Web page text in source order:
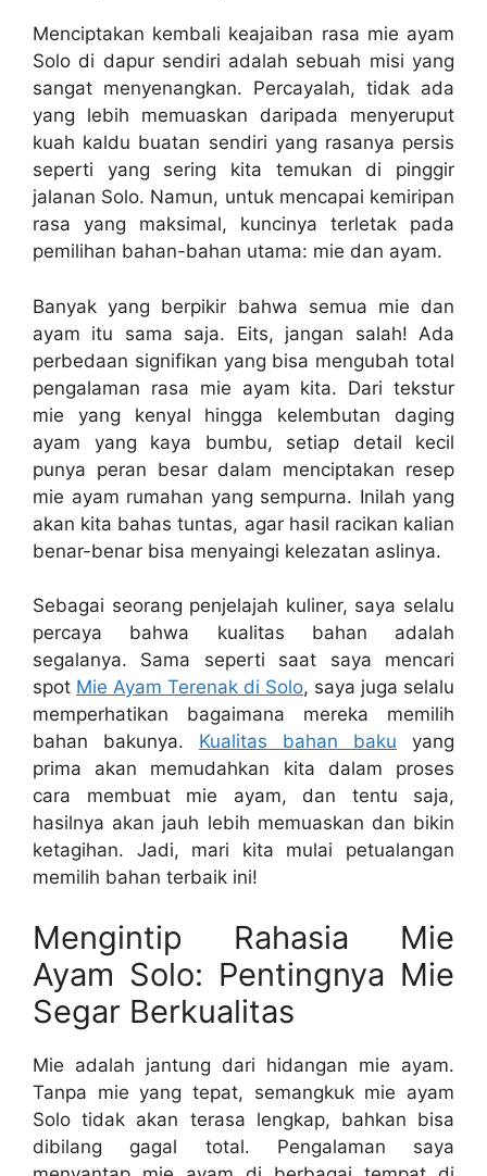
Menciptakan kembali keajaiban rasa mie ayam
Solo di dapur sendiri adalah sebuah misi yang
sangat menyenangkan. Percayalah, tidak ada
yang lebih memuaskan daripada menyeruput
kuah kaldu buatan sendiri yang rasanya persis
seperti yang sering kita temukan di pinggir
jalanan Solo. Namun, untuk mencapai kemiripan
rasa yang maksimal, kuncinya terletak pada
pemilihan bahan-bahan utama: mie dan ayam.
Banyak yang berpikir bahwa semua mie dan
ayam itu sama saja. Eits, jangan salah! Ada
perbedaan signifikan yang bisa mengubah total
pengalaman rasa mie ayam kita. Dari tekstur
mie yang kenyal hingga kelembutan daging
ayam yang kaya bumbu, setiap detail kecil
punya peran besar dalam menciptakan resep
mie ayam rumahan yang sempurna. Inilah yang
akan kita bahas tuntas, agar hasil racikan kalian
benar-benar bisa menyaingi kelezatan aslinya.
Sebagai seorang penjelajah kuliner, saya selalu
percaya bahwa kualitas bahan adalah
segalanya. Sama seperti saat saya mencari
spot Mie Ayam Terenak di Solo, saya juga selalu
memperhatikan bagaimana mereka memilih
bahan bakunya. Kualitas bahan baku yang
prima akan memudahkan kita dalam proses
cara membuat mie ayam, dan tentu saja,
hasilnya akan jauh lebih memuaskan dan bikin
ketagihan. Jadi, mari kita mulai petualangan
memilih bahan terbaik ini!
Mengintip Rahasia Mie
Ayam Solo: Pentingnya Mie
Segar Berkualitas
Mie adalah jantung dari hidangan mie ayam.
Tanpa mie yang tepat, semangkuk mie ayam
Solo tidak akan terasa lengkap, bahkan bisa
dibilang gagal total. Pengalaman saya